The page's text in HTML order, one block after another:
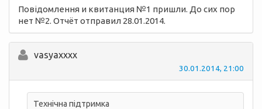
Повідомлення и квитанция №1 пришли. До сих пор
нет №2. Отчёт отправил 28.01.2014.
vasyaxxxx
30.01.2014, 21:00
Технічна підтримка